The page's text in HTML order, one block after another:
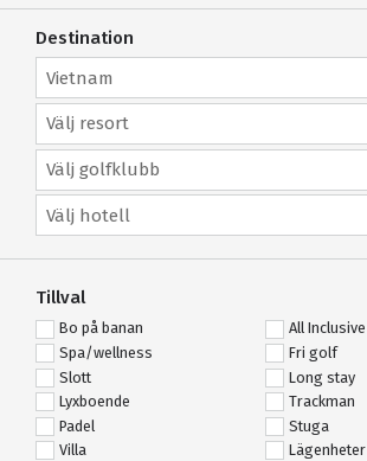
Destination
Vietnam
Välj resort
Välj golfklubb
Välj hotell
Tillval
Bo på banan
All Inclusive
Spa/wellness
Fri golf
Slott
Long stay
Lyxboende
Trackman
Padel
Stuga
Villa
Lägenheter